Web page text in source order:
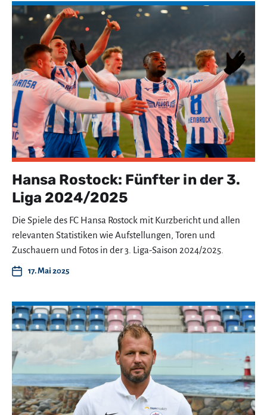
Hansa Rostock: Fünfter in der 3.
Liga 2024/2025
Die Spiele des FC Hansa Rostock mit Kurzbericht und allen
relevanten Statistiken wie Aufstellungen, Toren und
Zuschauern und Fotos in der 3. Liga-Saison 2024/2025.
17. Mai 2025